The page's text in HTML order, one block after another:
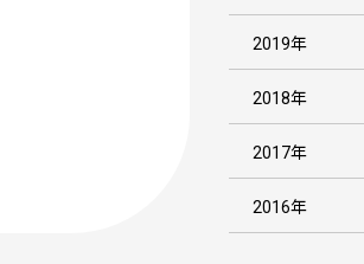
2019年
2018年
2017年
2016年